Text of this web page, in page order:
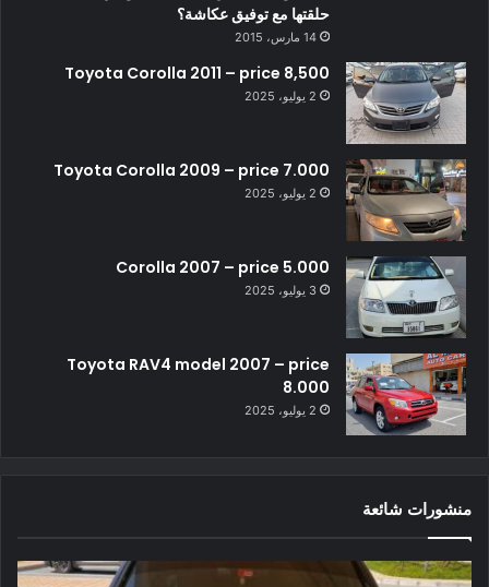
حلقتها مع توفيق عكاشة؟
14 مارس، 2015
Toyota Corolla 2011 – price 8,500
2 يوليو، 2025
Toyota Corolla 2009 – price 7.000
2 يوليو، 2025
Corolla 2007 – price 5.000
3 يوليو، 2025
Toyota RAV4 model 2007 – price
8.000
2 يوليو، 2025
منشورات شائعة